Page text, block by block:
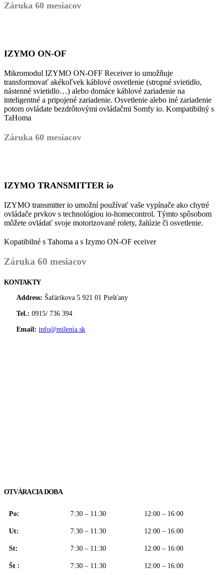
Záruka 60 mesiacov
IZYMO ON-OF
Mikromodul IZYMO ON-OFF Receiver io umožňuje
transformovať akékoľvek káblové osvetlenie (stropné svietidlo,
nástenné svietidlo…) alebo domáce káblové zariadenie na
inteligentné a pripojené zariadenie. Osvetlenie alebo iné zariadenie
potom ovládate bezdrôtovými ovládačmi Somfy io. Kompatibilný s
TaHoma
Záruka 60 mesiacov
IZYMO TRANSMITTER io
IZYMO transmitter io umožní používať vaše vypínače ako chytré
ovládače prvkov s technológiou io-homecontrol. Týmto spôsobom
môžete ovládať svoje motorizované rolety, žalúzie či osvetlenie.
Kopatibilné s Tahoma a s Izymo ON-OF eceiver
Záruka 60 mesiacov
KONTAKTY
Address: Šafárikova 5 921 01 Piešťany
Tel.: 0915/ 736 394
Email: info@milenia.sk
OTVÁRACIA DOBA
Po: 7:30 – 11:30 12:00 – 16:00
Ut: 7:30 – 11:30 12:00 – 16:00
St: 7:30 – 11:30 12:00 – 16:00
Št : 7:30 – 11:30 12:00 – 16:00